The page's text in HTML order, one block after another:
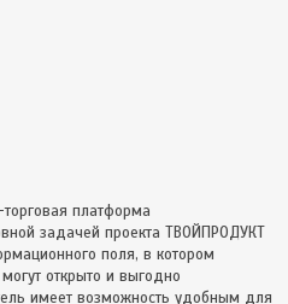
платформа
задачей проекта ТВОЙПРОДУКТ
поля, в котором
открыто и выгодно
имеет возможность удобным для